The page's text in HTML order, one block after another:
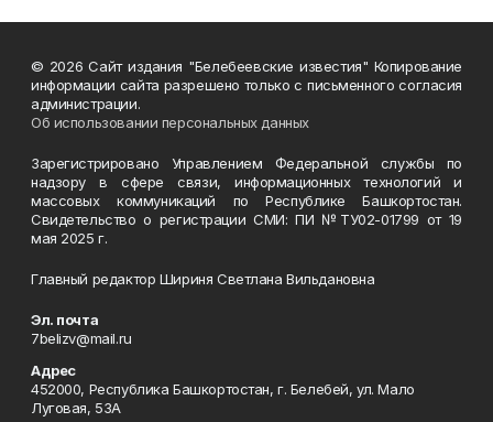
© 2026 Сайт издания "Белебеевские известия" Копирование
информации сайта разрешено только с письменного согласия
администрации.
Об использовании персональных данных
Зарегистрировано Управлением Федеральной службы по
надзору в сфере связи, информационных технологий и
массовых коммуникаций по Республике Башкортостан.
Свидетельство о регистрации СМИ: ПИ №ТУ02-01799 от 19
мая 2025 г.
Главный редактор Шириня Светлана Вильдановна
Эл. почта
7belizv@mail.ru
Адрес
452000, Республика Башкортостан, г. Белебей, ул. Мало
Луговая, 53А